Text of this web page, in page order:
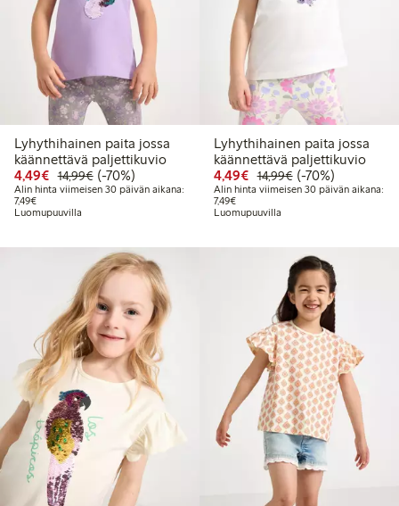
Lyhythihainen paita jossa
käännettävä paljettikuvio
4,49€ Alennettu hinta: 4,49 €
14,99€Normaalihinta: 14,99 €
70% alennus
(-70%)
Alin hinta viimeisen 30 päivän aikana:
7,49€Alin hinta viimeisen 30 päivän aikana: 7,49 €
Luomupuuvilla
Lyhythihainen paita jossa
käännettävä paljettikuvio
4,49€ Alennettu hinta: 4,49 €
14,99€Normaalihinta:
70% alennus
(-70%)
Alin hinta viimeisen 30 päivän aikana:
7,49€Alin hinta viimeisen 30 päivän
Luomupuuvilla